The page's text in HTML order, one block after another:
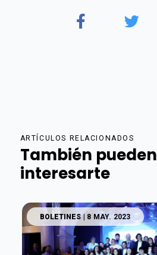
ARTÍCULOS RELACIONADOS
También pueden
interesarte
BOLETINES| 8 MAY. 2023